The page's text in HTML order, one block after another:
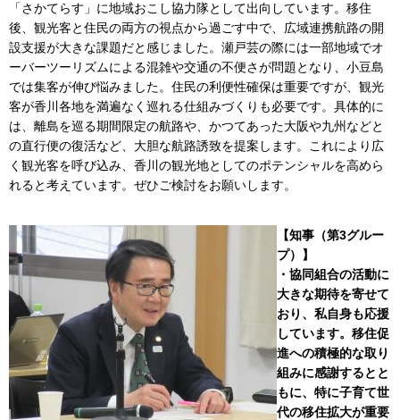
「さかてらす」に地域おこし協力隊として出向しています。移住
後、観光客と住民の両方の視点から過ごす中で、広域連携航路の開
設支援が大きな課題だと感じました。瀬戸芸の際には一部地域でオ
ーバーツーリズムによる混雑や交通の不便さが問題となり、小豆島
では集客が伸び悩みました。住民の利便性確保は重要ですが、観光
客が香川各地を満遍なく巡れる仕組みづくりも必要です。具体的に
は、離島を巡る期間限定の航路や、かつてあった大阪や九州などと
の直行便の復活など、大胆な航路誘致を提案します。これにより広
く観光客を呼び込み、香川の観光地としてのポテンシャルを高めら
れると考えています。ぜひご検討をお願いします。
【知事（第3グルー
プ）】
・協同組合の活動に
大きな期待を寄せて
おり、私自身も応援
しています。移住促
進への積極的な取り
組みに感謝するとと
もに、特に子育て世
代の移住拡大が重要